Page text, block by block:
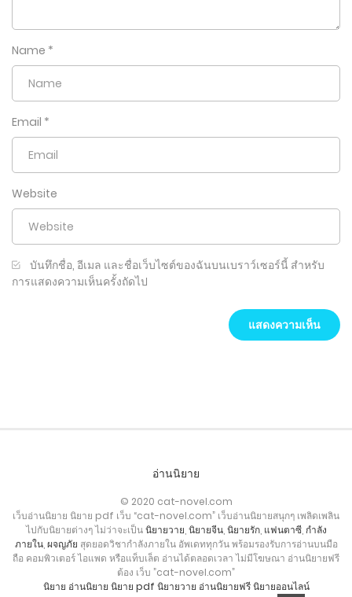
Name *
Email *
Website
บันทึกชื่อ, อีเมล และชื่อเว็บไซต์ของฉันบนเบราว์เซอร์นี้ สำหรับ
การแสดงความเห็นครั้งถัดไป
อ่านนิยาย
© 2020 cat-novel.com
เว็บอ่านนิยาย นิยาย pdf เว็บ “cat-novel.com” เว็บอ่านนิยายสนุกๆ เพลิดเพลิน
ไปกับนิยายต่างๆ ไม่ว่าจะเป็นนิยายวาย นิยายจีน, นิยายรัก, แฟนตาซี, กำลัง
ภายใน, ผจญภัย สุดยอดวิชากำลังภายใน อัพเดททุกวัน พร้อมรองรับการอ่านบนมือ
ถือ คอมพิวเตอร์ ไอแพด หรือแท็บเล็ต อ่านได้ตลอดเวลา ไม่มีโฆษณา อ่านนิยายฟรี
ต้อง เว็บ ”cat-novel.com”
นิยาย อ่านนิยาย นิยาย pdf นิยายวาย อ่านนิยายฟรี นิยายออนไลน์